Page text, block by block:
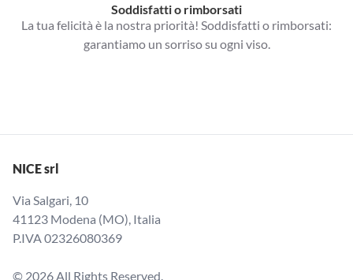
Soddisfatti o rimborsati
La tua felicità è la nostra priorità! Soddisfatti o rimborsati:
garantiamo un sorriso su ogni viso.
NICE srl
Via Salgari, 10
41123 Modena (MO), Italia
P.IVA 02326080369
© 2026 All Rights Reserved.